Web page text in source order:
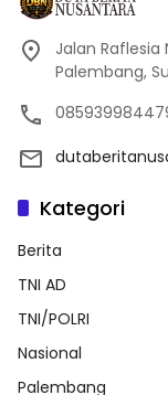
Jalan Raflesia
Palembang,
Kategori
Berita
TNI AD
TNI/POLRI
Nasional
Palembang